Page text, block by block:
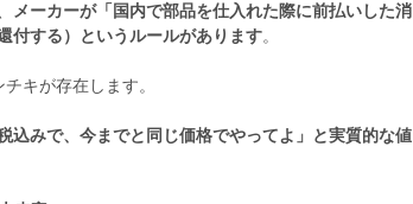
メーカーが「国内で部品を仕入れた際に前払いした消
付する）というルールがあります。
キが存在します。
税込みで、今までと同じ価格でやってよ」と実質的な値